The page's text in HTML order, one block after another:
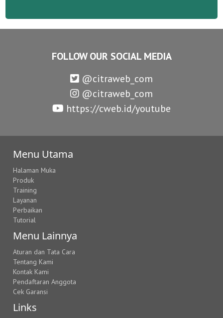
FOLLOW OUR SOCIAL MEDIA
@citraweb_com
@citraweb_com
https://cweb.id/youtube
Menu Utama
Halaman Muka
Produk
Training
Layanan
Perbaikan
Tutorial
Menu Lainnya
Aturan dan Tata Cara
Tentang Kami
Kontak Kami
Pendaftaran Anggota
Cek Garansi
Links